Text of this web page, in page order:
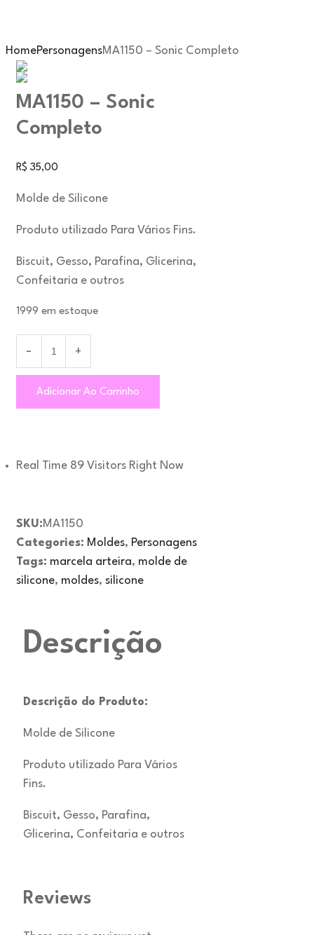
HomePersonagensMA1150 – Sonic Completo
MA1150 – Sonic
Completo
R$ 35,00
Molde de Silicone
Produto utilizado Para Vários Fins.
Biscuit, Gesso, Parafina, Glicerina,
Confeitaria e outros
1999 em estoque
Adicionar Ao Carrinho
Real Time 89 Visitors Right Now
SKU:MA1150
Categories: Moldes, Personagens
Tags: marcela arteira, molde de
silicone, moldes, silicone
Descrição
Descrição do Produto:
Molde de Silicone
Produto utilizado Para Vários
Fins.
Biscuit, Gesso, Parafina,
Glicerina, Confeitaria e outros
Reviews